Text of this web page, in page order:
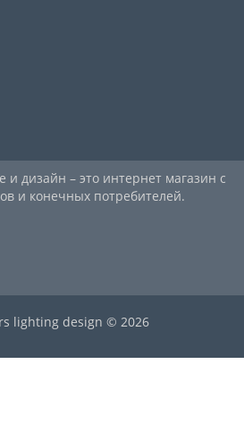
дизайн – это интернет магазин с
и конечных потребителей.
lighting design © 2026